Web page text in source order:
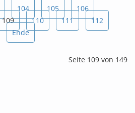
104 105
106
109 110 111
112
Ende
Seite 109 von 149